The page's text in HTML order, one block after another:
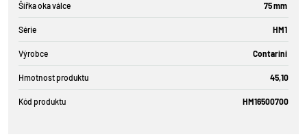
Šířka oka válce 75 mm
Série HM1
Výrobce Contarini
Hmotnost produktu 45,10
Kód produktu HM16500700